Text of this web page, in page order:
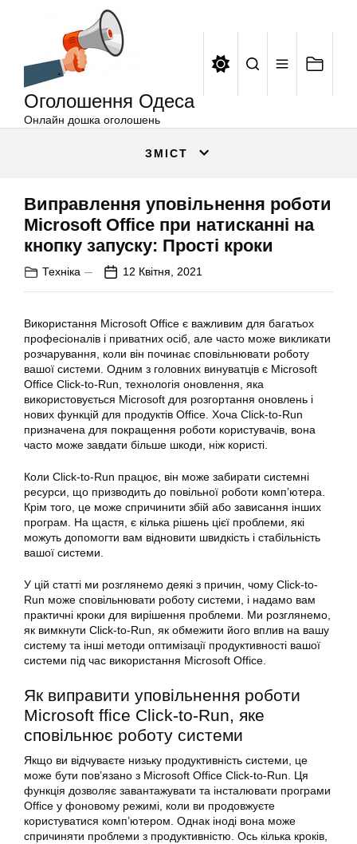
Оголошення Одеса
Онлайн дошка оголошень
ЗМІСТ
Виправлення уповільнення роботи
Microsoft Office при натисканні на
кнопку запуску: Прості кроки
Техніка 12 Квітня, 2021
Використання Microsoft Office є важливим для багатьох
професіоналів і приватних осіб, але часто може викликати
розчарування, коли він починає сповільнювати роботу
вашої системи. Одним з головних винуватців є Microsoft
Office Click-to-Run, технологія оновлення, яка
використовується Microsoft для розгортання оновлень і
нових функцій для продуктів Office. Хоча Click-to-Run
призначена для покращення роботи користувачів, вона
часто може завдати більше шкоди, ніж користі.
Коли Click-to-Run працює, він може забирати системні
ресурси, що призводить до повільної роботи комп’ютера.
Крім того, це може спричинити збій або зависання інших
програм. На щастя, є кілька рішень цієї проблеми, які
можуть допомогти вам відновити швидкість і стабільність
вашої системи.
У цій статті ми розглянемо деякі з причин, чому Click-to-
Run може сповільнювати роботу системи, і надамо вам
практичні кроки для вирішення проблеми. Ми розглянемо,
як вимкнути Click-to-Run, як обмежити його вплив на вашу
систему та інші методи оптимізації продуктивності вашої
системи під час використання Microsoft Office.
Як виправити уповільнення роботи
Microsoft ffice Click-to-Run, яке
сповільнює роботу системи
Якщо ви відчуваєте низьку продуктивність системи, це
може бути пов’язано з Microsoft Office Click-to-Run. Ця
функція дозволяє завантажувати та інсталювати програми
Office у фоновому режимі, коли ви продовжуєте
користуватися комп’ютером. Однак іноді вона може
спричиняти проблеми з продуктивністю. Ось кілька кроків,